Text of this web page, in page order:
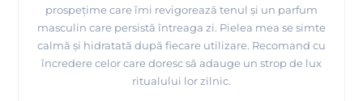
prospețime care îmi revigorează tenul și un parfum
masculin care persistă întreaga zi. Pielea mea se simte
calmă și hidratată după fiecare utilizare. Recomand cu
încredere celor care doresc să adauge un strop de lux
ritualului lor zilnic.